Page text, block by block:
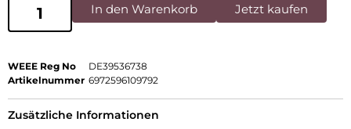
In den Warenkorb Jetzt kaufen
WEEE Reg No
DE39536738
Artikelnummer 6972596109792
Zusätzliche Informationen